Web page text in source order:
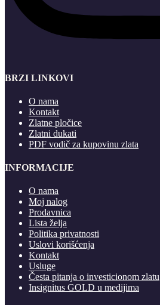
BRZI LINKOVI
O nama
Kontakt
Zlatne pločice
Zlatni dukati
PDF vodič za kupovinu zlata
INFORMACIJE
O nama
Moj nalog
Prodavnica
Lista želja
Politika privatnosti
Uslovi korišćenja
Kontakt
Usluge
Česta pitanja o investicionom zlatu
Insignitus GOLD u medijima